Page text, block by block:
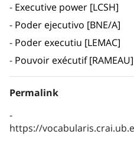
Executive power [LCSH]
Poder ejecutivo [BNE/A]
Poder executiu [LEMAC]
Pouvoir exécutif [RAMEAU]
Permalink
https://